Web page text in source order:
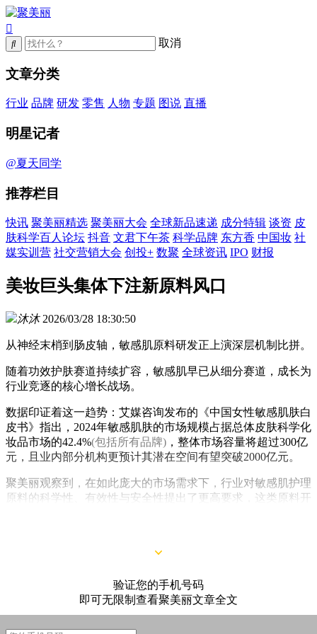
取消
文章分类
行业 品牌 研发 零售 人物 专题 图说 直播
明星记者
@夏天同学
推荐栏目
快讯 聚美丽精选 聚美丽大会 全球新品速递 成分特辑 谈资 皮
肤科学百人论坛 抖音 文君下午茶 科学品牌 东方香 中国妆 社
媒实训营 社交营销大会 创投+ 数聚 全球资讯 IPO 财报
美妆巨头集体下注新原料风口
沐沐 2026/03/28 18:30:50
从神经末梢到肠皮轴，敏感肌原料研发正上演深层机制比拼。
随着功效护肤赛道持续扩容，敏感肌早已从细分赛道，成长为
行业竞逐的核心增长战场。
数据印证着这一趋势：艾媒咨询发布的《中国女性敏感肌肤白
皮书》指出，2024年敏感肌肤的市场规模占据总体皮肤科学化
妆品市场的42.4%(包括所有品牌) ，整体市场容量将超过300亿
元，且业内部分机构更预计其潜在空间有望突破2000亿元。
聚美丽观察到，在如此庞大的市场需求下，行业对敏感肌护理
原料的科学性、有效性与安全性提出了更高要求，这类原料开
验证您的手机号码
即可无限制查看聚美丽文章全文